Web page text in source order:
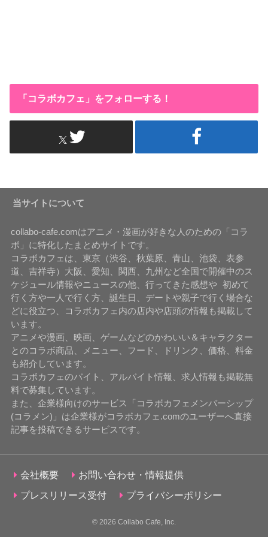
「コラボカフェ」をフォローする！
当サイトについて
collabo-cafe.comはアニメ・漫画が好きな人のための「コラ
ボ」に特化したまとめサイトです。
コラボカフェは、東京（渋谷、秋葉原、青山、池袋、表参
道、吉祥寺）大阪、愛知、関西、九州など全国で開催中のス
ケジュール情報やニュースの他、行ってきた感想や 初めて
行く方や一人で行く方、誕生日、デートや親子で行く場合な
どに役立つ、コラボカフェ内の店内や店頭の情報も掲載して
います。
アニメや漫画、映画、ゲームなどのかわいい＆キャラクター
とのコラボ商品、メニュー、フード、ドリンク、価格、料金
も紹介しています。
コラボカフェのバイト、アルバイト情報、求人情報も掲載無
料で募集しています。
また、企業様向けのサービス「コラボカフェメンバーシップ
(コラメン)」は企業様がコラボカフェ.comのユーザーへ直接
記事を投稿できるサービスです。
会社概要
お問い合わせ・情報提供
プレスリリース受付
プライバシーポリシー
© 2026 Collabo Cafe, Inc.